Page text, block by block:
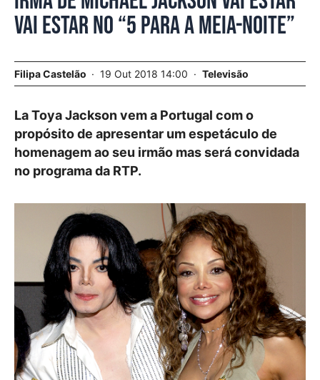
vai estar no “5 Para a Meia-Noite”
Filipa Castelão 19 Out 2018 14:00 Televisão
La Toya Jackson vem a Portugal com o
propósito de apresentar um espetáculo de
homenagem ao seu irmão mas será convidada
no programa da RTP.